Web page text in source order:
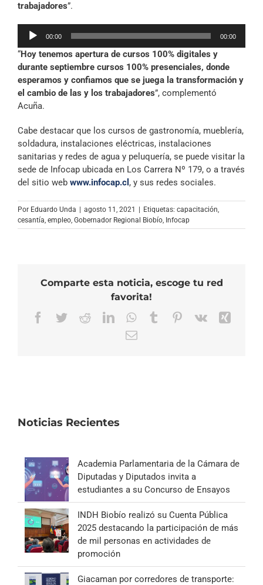
trabajadores”.
Reproductor
audio
00:00 00:00
“Hoy tenemos apertura de cursos 100% digitales y
durante septiembre cursos 100% presenciales, donde
esperamos y confiamos que se juega la transformación y
el cambio de las y los trabajadores”, complementó
Acuña.
Cabe destacar que los cursos de gastronomía, mueblería,
soldadura, instalaciones eléctricas, instalaciones
sanitarias y redes de agua y peluquería, se puede visitar la
sede de Infocap ubicada en Los Carrera Nº 179, o a través
del sitio web www.infocap.cl , y sus redes sociales.
Por Eduardo Unda agosto 11, 2021 Etiquetas: capacitación,
cesantía, empleo, Gobernador Regional Biobío, Infocap
Comparte esta noticia, escoge tu red
favorita!
Facebook
TwitterRedditLinkedInWhatsApp
TumblrPinterest
Vk
Correo
Noticias Recientes
Academia Parlamentaria de la Cámara de
Diputadas y Diputados invita a
estudiantes a su Concurso de Ensayos
INDH Biobío realizó su Cuenta Pública
2025 destacando la participación de más
de mil personas en actividades de
promoción
Giacaman por corredores de transporte: